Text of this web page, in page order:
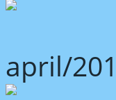
april/